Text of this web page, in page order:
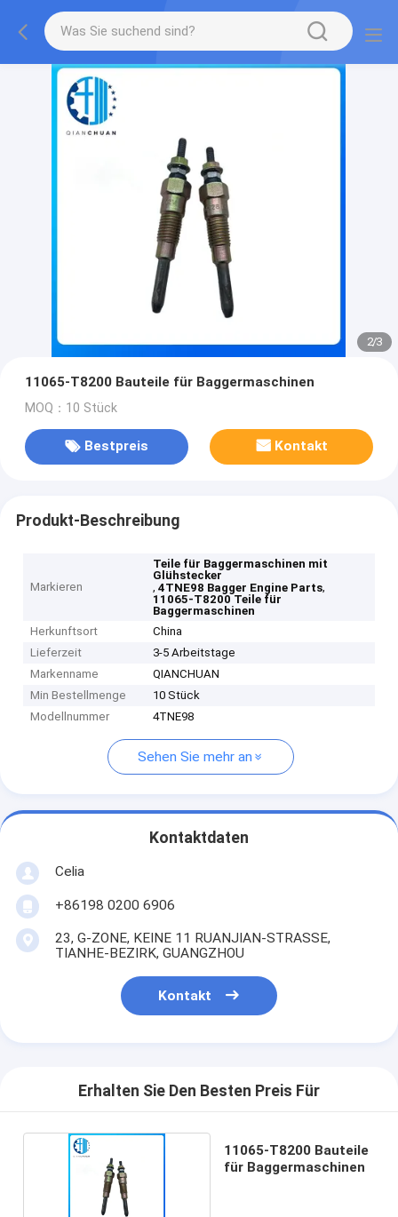
2/3
11065-T8200 Bauteile für Baggermaschinen
MOQ：10 Stück
Bestpreis Kontakt
Produkt-Beschreibung
Markieren
Teile für Baggermaschinen mit
Glühstecker
,4TNE98 Bagger Engine Parts,
11065-T8200 Teile für
Baggermaschinen
Herkunftsort
China
Lieferzeit
3-5 Arbeitstage
Markenname
QIANCHUAN
Min Bestellmenge
10 Stück
Modellnummer
4TNE98
Sehen Sie mehr an
Kontaktdaten
Celia
+86198 0200 6906
23, G-ZONE, KEINE 11 RUANJIAN-STRASSE,
TIANHE-BEZIRK, GUANGZHOU
Kontakt
Erhalten Sie Den Besten Preis Für
11065-T8200 Bauteile
für Baggermaschinen